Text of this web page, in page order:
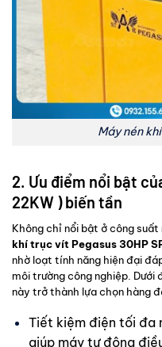
Máy nén
2. Ưu điểm nổi bật
22KW ) biến tần
Không chỉ nổi bật ở công suất
khí trục vít Pegasus 30HP
nhờ loạt tính năng hiện đại
môi trường công nghiệp. Dưới
này trở thành lựa chọn hàng
Tiết kiệm điện tối đa
giúp máy tự động